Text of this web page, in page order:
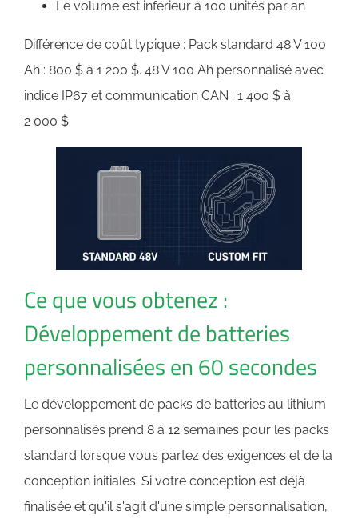
Le volume est inférieur à 100 unités par an
Différence de coût typique : Pack standard 48 V 100
Ah : 800 $ à 1 200 $. 48 V 100 Ah personnalisé avec
indice IP67 et communication CAN : 1 400 $ à
2 000 $.
Ce que vous obtenez :
Développement de batteries
personnalisées en 60 secondes
Le développement de packs de batteries au lithium
personnalisés prend 8 à 12 semaines pour les packs
standard lorsque vous partez des exigences et de la
conception initiales. Si votre conception est déjà
finalisée et qu'il s'agit d'une simple personnalisation,